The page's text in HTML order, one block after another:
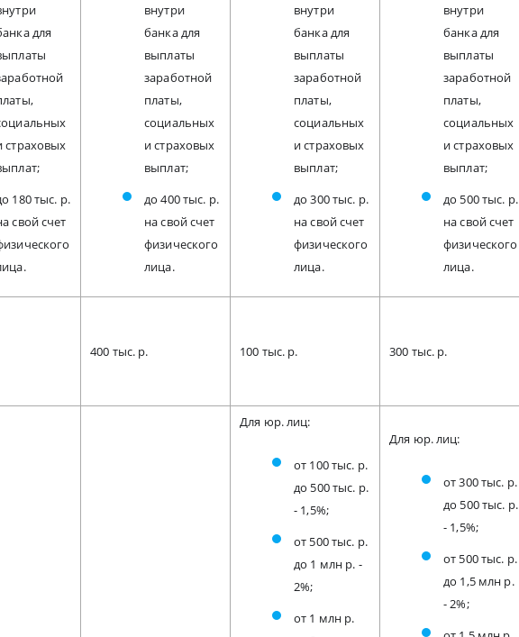
для
страховых
180 тыс. р.
свой счет
внутри
банка для
выплаты
заработной
платы,
социальных
и страховых
выплат;
до 400 тыс. р.
на свой счет
физического
лица.
внутри
банка для
выплаты
заработной
платы,
социальных
и страховых
выплат;
до 300 тыс. р.
на свой счет
физического
лица.
внутри
банка для
выплаты
заработной
платы,
социальных
и страховых
выплат;
до 500 тыс. р.
на свой счет
физического
лица.
400 тыс. р. 100 тыс. р. 300 тыс. р.
Для юр. лиц:
от 100 тыс. р.
до 500 тыс. р.
- 1,5%;
от 500 тыс. р.
до 1 млн р. -
2%;
от 1 млн р.
Для юр. лиц:
от 300 тыс. р.
до 500 тыс. р.
- 1,5%;
от 500 тыс. р.
до 1,5 млн р.
- 2%;